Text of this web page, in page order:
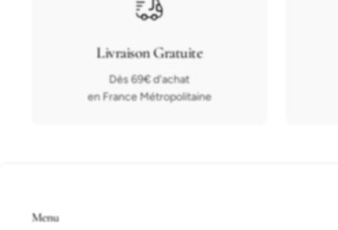
Livraison Gratuite
Dès 69€ d'achat
en France Métropolitaine
Menu